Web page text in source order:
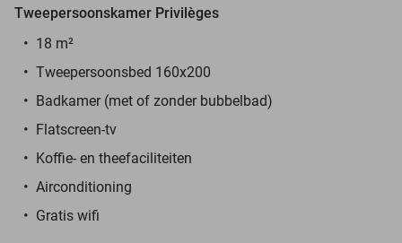
Tweepersoonskamer Privilèges
18 m²
Tweepersoonsbed 160x200
Badkamer (met of zonder bubbelbad)
Flatscreen-tv
Koffie- en theefaciliteiten
Airconditioning
Gratis wifi